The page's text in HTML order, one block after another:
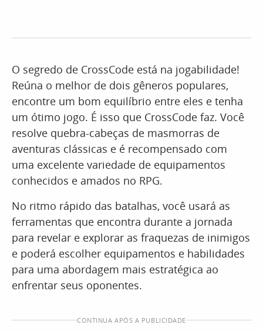
O segredo de CrossCode está na jogabilidade!
Reúna o melhor de dois gêneros populares,
encontre um bom equilíbrio entre eles e tenha
um ótimo jogo. É isso que CrossCode faz. Você
resolve quebra-cabeças de masmorras de
aventuras clássicas e é recompensado com
uma excelente variedade de equipamentos
conhecidos e amados no RPG.
No ritmo rápido das batalhas, você usará as
ferramentas que encontra durante a jornada
para revelar e explorar as fraquezas de inimigos
e poderá escolher equipamentos e habilidades
para uma abordagem mais estratégica ao
enfrentar seus oponentes.
CONTINUA APÓS A PUBLICIDADE